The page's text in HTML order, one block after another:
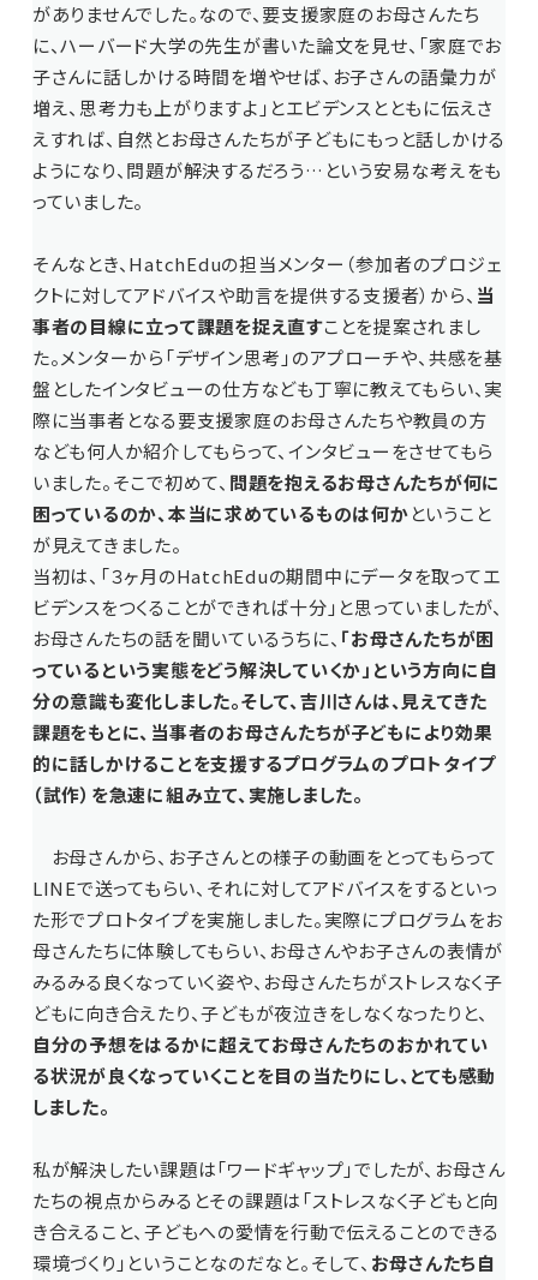
がありませんでした。なので、要支援家庭のお母さんたち
に、ハーバード大学の先生が書いた論文を見せ、「家庭でお
子さんに話しかける時間を増やせば、お子さんの語彙力が
増え、思考力も上がりますよ」とエビデンスとともに伝えさ
えすれば、自然とお母さんたちが子どもにもっと話しかける
ようになり、問題が解決するだろう…という安易な考えをも
っていました。
そんなとき、HatchEduの担当メンター（参加者のプロジェ
クトに対してアドバイスや助言を提供する支援者）から、 当
事者の目線に立って課題を捉え直すことを提案されまし
た。メンターから「デザイン思考」のアプローチや、共感を基
盤としたインタビューの仕方なども丁寧に教えてもらい、実
際に当事者となる要支援家庭のお母さんたちや教員の方
なども何人か紹介してもらって、インタビューをさせてもら
いました。そこで初めて、 問題を抱えるお母さんたちが何に
困っているのか、本当に求めているものは何かということ
が見えてきました。
当初は、「３ヶ月のHatchEduの期間中にデータを取ってエ
ビデンスをつくることができれば十分」と思っていましたが、
お母さんたちの話を聞いているうちに、 「お母さんたちが困
っているという実態をどう解決していくか」という方向に自
分の意識も変化しました。そして、吉川さんは、見えてきた
課題をもとに、当事者のお母さんたちが子どもにより効果
的に話しかけることを支援するプログラムのプロトタイプ
（試作）を急速に組み立て、実施しました。
お母さんから、お子さんとの様子の動画をとってもらって
LINEで送ってもらい、それに対してアドバイスをするといっ
た形でプロトタイプを実施しました。実際にプログラムをお
母さんたちに体験してもらい、お母さんやお子さんの表情が
みるみる良くなっていく姿や、お母さんたちがストレスなく子
どもに向き合えたり、子どもが夜泣きをしなくなったりと、
自分の予想をはるかに超えてお母さんたちのおかれてい
る状況が良くなっていくことを目の当たりにし、とても感動
しました。
私が解決したい課題は「ワードギャップ」でしたが、お母さん
たちの視点からみるとその課題は「ストレスなく子どもと向
き合えること、子どもへの愛情を行動で伝えることのできる
環境づくり」ということなのだなと。そして、 お母さんたち自